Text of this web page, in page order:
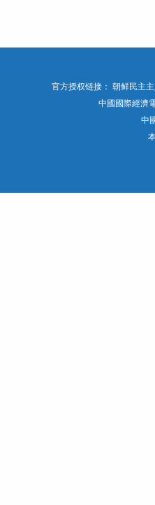
官方授权链接： 朝鲜民主
中國國際經濟
中